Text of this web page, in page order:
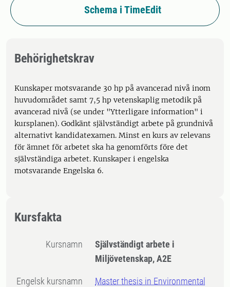
Schema i TimeEdit
Behörighetskrav
Kunskaper motsvarande 30 hp på avancerad nivå inom
huvudområdet samt 7,5 hp vetenskaplig metodik på
avancerad nivå (se under "Ytterligare information" i
kursplanen). Godkänt självständigt arbete på grundnivå
alternativt kandidatexamen. Minst en kurs av relevans
för ämnet för arbetet ska ha genomförts före det
självständiga arbetet. Kunskaper i engelska
motsvarande Engelska 6.
Kursfakta
Kursnamn
Självständigt arbete i
Miljövetenskap, A2E
Engelsk kursnamn
Master thesis in Environmental